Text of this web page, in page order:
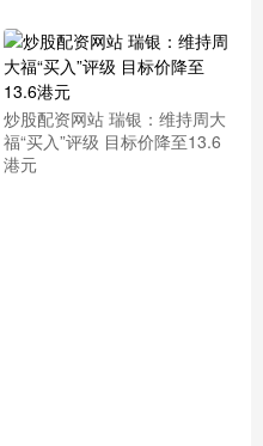
炒股配资网站 瑞银：维持周大
福“买入”评级 目标价降至13.6
港元